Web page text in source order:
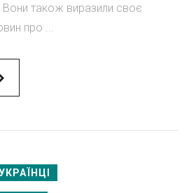
Вони також виразили своє
про ...